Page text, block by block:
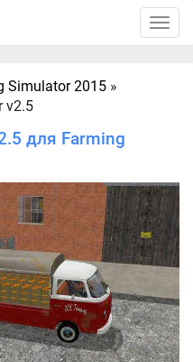
Toggle
Simulator 2015 »
v2.5
для Farming